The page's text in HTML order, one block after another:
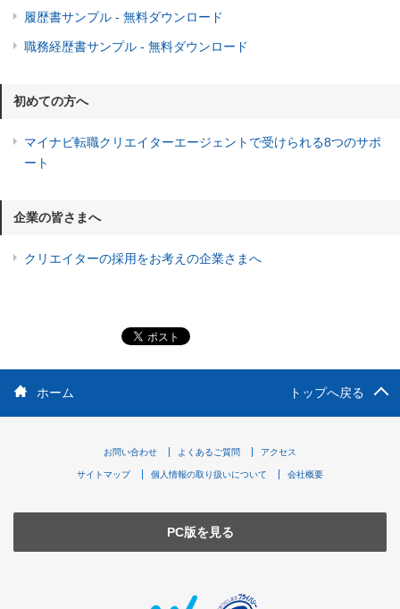
履歴書サンプル - 無料ダウンロード
職務経歴書サンプル - 無料ダウンロード
初めての方へ
マイナビ転職クリエイターエージェントで受けられる8つのサポ
ート
企業の皆さまへ
クリエイターの採用をお考えの企業さまへ
ホーム トップへ戻る
お問い合わせ よくあるご質問 アクセス
サイトマップ 個人情報の取り扱いについて 会社概要
PC版を見る